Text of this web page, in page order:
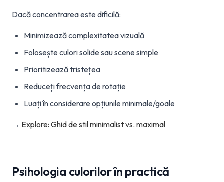
Dacă concentrarea este dificilă:
Minimizează complexitatea vizuală
Folosește culori solide sau scene simple
Prioritizează tristețea
Reduceți frecvența de rotație
Luați în considerare opțiunile minimale/goale
→ Explore: Ghid de stil minimalist vs. maximal
Psihologia culorilor în practică